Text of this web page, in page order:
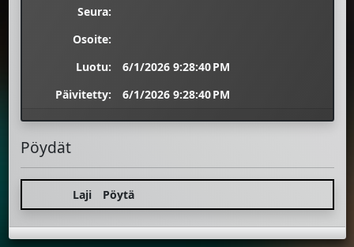
Seura:
Osoite:
Luotu:
6/1/2026 9:28:40 PM
Päivitetty:
6/1/2026 9:28:40 PM
Pöydät
Laji Pöytä